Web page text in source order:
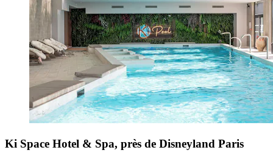
Ki Space Hotel & Spa, près de Disneyland Paris